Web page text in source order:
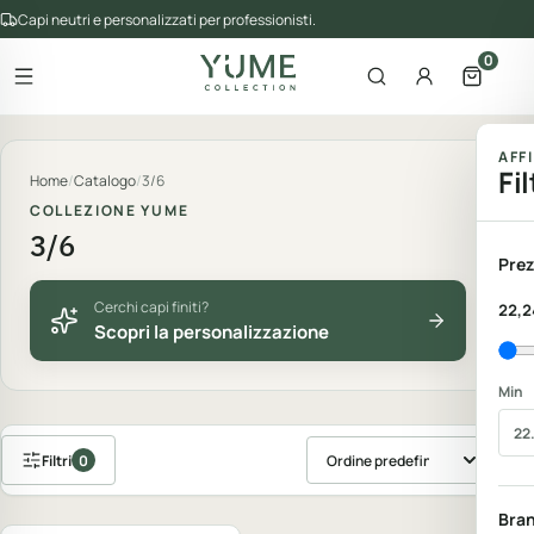
Capi neutri e personalizzati per professionisti.
Apri il menu
del catalogo
Apri la ricerca
AccountApri il
0
Home/Catalogo/3/6
COLLEZIONE YUME
3/6
Cerchi capi finiti?
Scopri la personalizzazione
Min
Filtri 0 Ordina prodotti
Personalizzabile